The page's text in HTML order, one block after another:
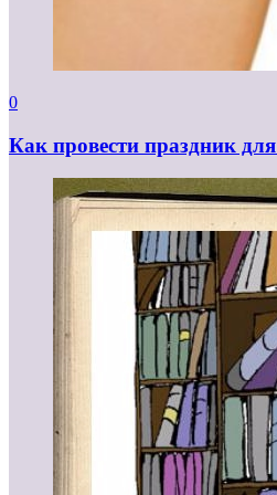
0
Как провести праздник для